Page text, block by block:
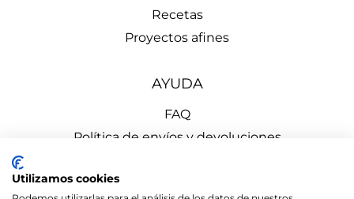
Recetas
Proyectos afines
AYUDA
FAQ
Política de envíos y devoluciones
Política de Privacidad
Utilizamos cookies